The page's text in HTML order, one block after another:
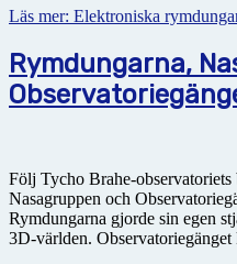
Läs mer: Elektroniska
Rymdungarna,
Följ Tycho Brahe-observatoriets
Nasagruppen och
Rymdungarna gjorde sin egen
3D-världen. Observatoriegänget